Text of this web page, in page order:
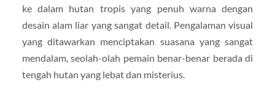
ke dalam hutan tropis yang penuh warna dengan
desain alam liar yang sangat detail. Pengalaman visual
yang ditawarkan menciptakan suasana yang sangat
mendalam, seolah-olah pemain benar-benar berada di
tengah hutan yang lebat dan misterius.